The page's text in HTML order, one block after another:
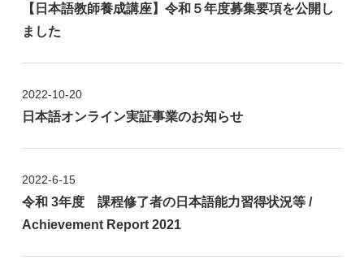
【日本語教師養成講座】令和５年度募集要項を公開し
ました
2022-10-20
日本語オンライン実証事業のお知らせ
2022-6-15
令和 3年度 課程修了者の日本語能力習得状況等 /
Achievement Report 2021